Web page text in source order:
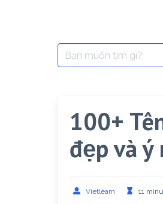
Search
for:
100+
đẹp và ý
Vietlearn 11